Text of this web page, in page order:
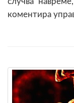
коментира